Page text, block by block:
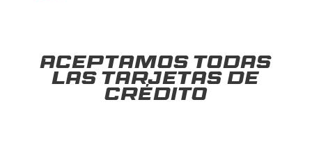
Aceptamos todas
las tarjetas de
crédito